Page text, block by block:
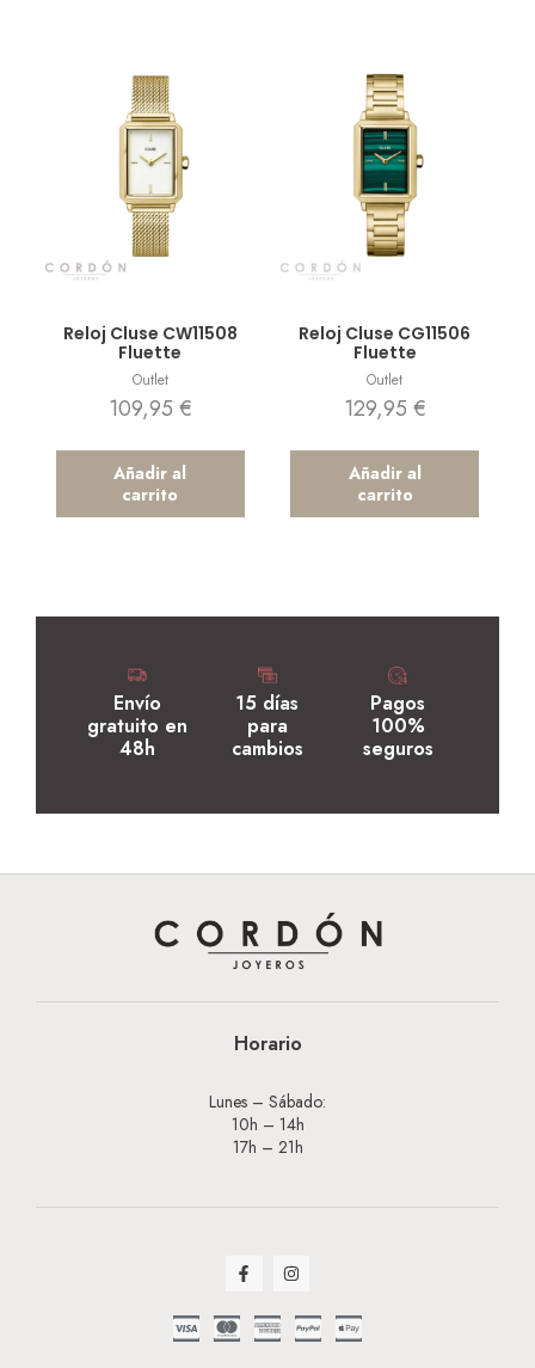
Reloj Cluse CW11508
Fluette
Outlet
109,95 €
Añadir al
carrito
Reloj Cluse CG11506
Fluette
Outlet
129,95 €
Añadir al
carrito
Envío
gratuito en
48h
15 días
para
cambios
Pagos
100%
seguros
Horario
Lunes – Sábado:
10h – 14h
17h – 21h